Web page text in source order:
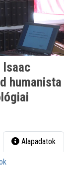
humanista
Alapadatok